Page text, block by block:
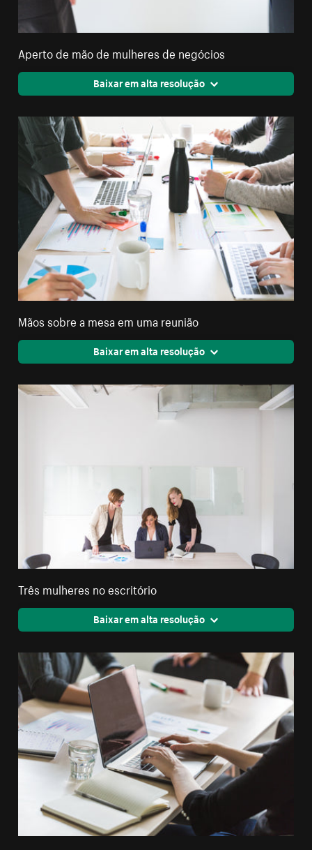
Aperto de mão de mulheres de negócios
Baixar em alta resolução
Mãos sobre a mesa em uma reunião
Baixar em alta resolução
Três mulheres no escritório
Baixar em alta resolução